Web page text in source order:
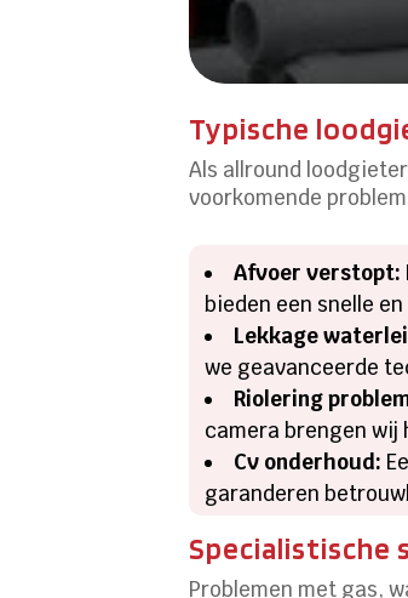
Typische
Als allround
voorkomende
Afvoer verstopt:
bieden een snelle
Lekkage
we geavanceerde
Riolering
camera brengen wij
Cv onderhoud:
garanderen
Specialistische
Problemen met gas,